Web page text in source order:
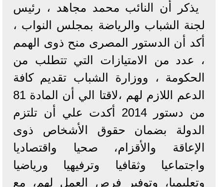
يذكر أن النائب محمد مجاهد ، رئيس
لجنة الشباب والرياضة بمجلس النواب ،
أكد أن الدستور المصرى منح ذوى الهمم
، عدد من الامتيازات التي تتطلب من
الحكومة ، ووزارة الشباب تقديم كافة
الدعم اللازم لهم ،لاقتا الي أن المادة 81
من دستور 2014 أكدت علي أن تلتزم
الدولة بضمان حقوق الأشخاص ذوى
الإعاقة والأقزام، صحيا واقتصاديا
واجتماعيا وثقافيا وترفيهيا ورياضيا
وتعليميا، وتوفير فرص العمل لهم، مع